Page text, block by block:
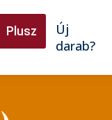
Plusz
Új
darab?